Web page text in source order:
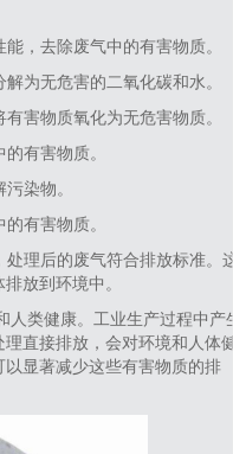
，去除废气中的有害物质。
为无危害的二氧化碳和水。
害物质氧化为无危害物质。
有害物质。
染物。
有害物质。
理后的废气符合排放标准。
放到环境中。
人类健康。‌工业生产过程中产
直接排放，会对环境和人体
显著减少这些有害物质的排